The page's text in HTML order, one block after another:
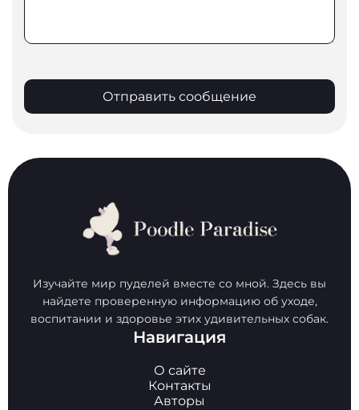
Отправить сообщение
Изучайте мир пуделей вместе со мной. Здесь вы
найдете проверенную информацию об уходе,
воспитании и здоровье этих удивительных собак.
Навигация
О сайте
Контакты
Авторы